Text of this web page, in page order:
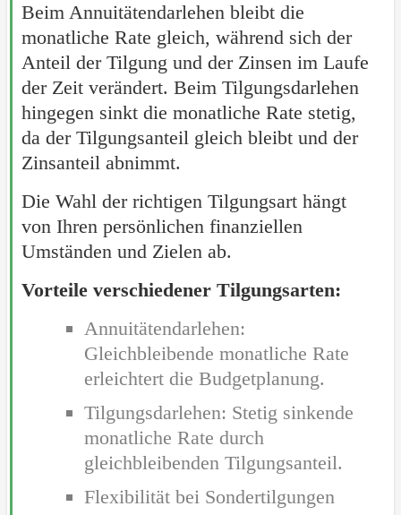
Beim Annuitätendarlehen bleibt die
monatliche Rate gleich, während sich der
Anteil der Tilgung und der Zinsen im Laufe
der Zeit verändert. Beim Tilgungsdarlehen
hingegen sinkt die monatliche Rate stetig,
da der Tilgungsanteil gleich bleibt und der
Zinsanteil abnimmt.
Die Wahl der richtigen Tilgungsart hängt
von Ihren persönlichen finanziellen
Umständen und Zielen ab.
Vorteile verschiedener Tilgungsarten:
Annuitätendarlehen:
Gleichbleibende monatliche Rate
erleichtert die Budgetplanung.
Tilgungsdarlehen: Stetig sinkende
monatliche Rate durch
gleichbleibenden Tilgungsanteil.
Flexibilität bei Sondertilgungen